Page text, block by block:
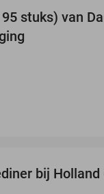
stuks) van
bij Holland